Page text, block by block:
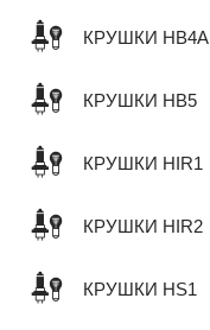
КРУШКИ HB4A
КРУШКИ HB5
КРУШКИ HIR1
КРУШКИ HIR2
КРУШКИ HS1